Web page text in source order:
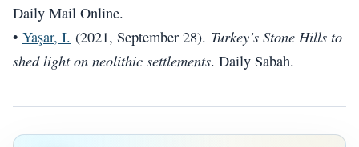
Daily Mail Online.
• Yaşar, I. (2021, September 28). Turkey’s Stone Hills to
shed light on neolithic settlements. Daily Sabah.